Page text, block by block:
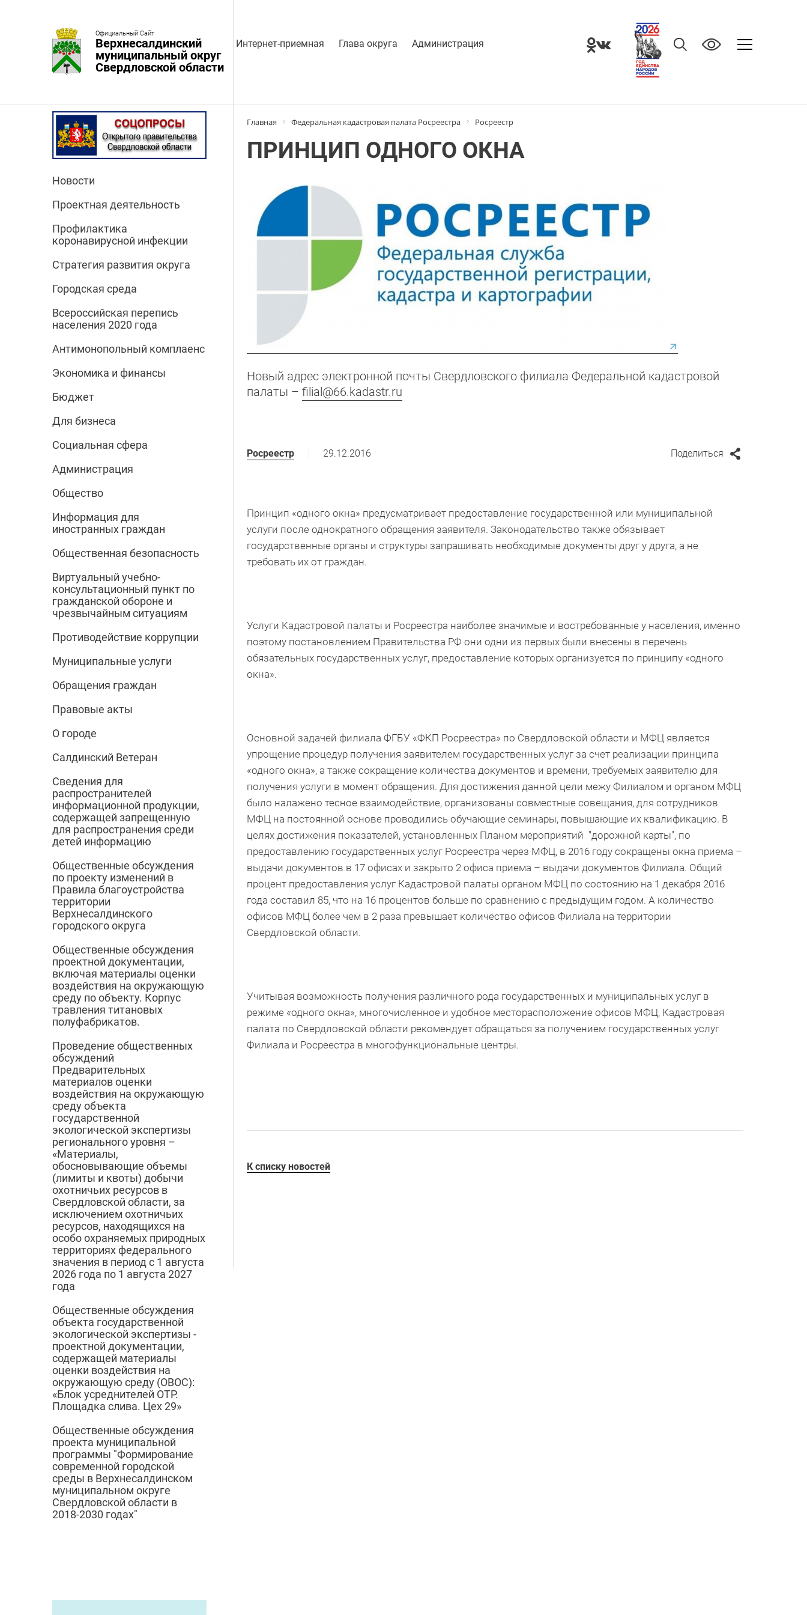
Официальный Сайт
Верхнесалдинский
муниципальный округ
Свердловской области
Интернет-приемная Глава округа Администрация
Новости
Проектная деятельность
Профилактика
коронавирусной инфекции
Стратегия развития округа
Городская среда
Всероссийская перепись
населения 2020 года
Антимонопольный комплаенс
Экономика и финансы
Бюджет
Для бизнеса
Социальная сфера
Администрация
Общество
Информация для
иностранных граждан
Общественная безопасность
Виртуальный учебно-
консультационный пункт по
гражданской обороне и
чрезвычайным ситуациям
Противодействие коррупции
Муниципальные услуги
Обращения граждан
Правовые акты
О городе
Салдинский Ветеран
Сведения для
распространителей
информационной продукции,
содержащей запрещенную
для распространения среди
детей информацию
Общественные обсуждения
по проекту изменений в
Правила благоустройства
территории
Верхнесалдинского
городского округа
Общественные обсуждения
проектной документации,
включая материалы оценки
воздействия на окружающую
среду по объекту. Корпус
травления титановых
полуфабрикатов.
Проведение общественных
обсуждений
Предварительных
материалов оценки
воздействия на окружающую
среду объекта
государственной
экологической экспертизы
регионального уровня –
«Материалы,
обосновывающие объемы
(лимиты и квоты) добычи
охотничьих ресурсов в
Свердловской области, за
исключением охотничьих
ресурсов, находящихся на
особо охраняемых природных
территориях федерального
значения в период с 1 августа
2026 года по 1 августа 2027
года
Общественные обсуждения
объекта государственной
экологической экспертизы -
проектной документации,
содержащей материалы
оценки воздействия на
окружающую среду (ОВОС):
«Блок усреднителей ОТР.
Площадка слива. Цех 29»
Общественные обсуждения
проекта муниципальной
программы "Формирование
современной городской
среды в Верхнесалдинском
муниципальном округе
Свердловской области в
2018-2030 годах"
Главная Федеральная кадастровая палата Росреестра Росреестр
ПРИНЦИП ОДНОГО ОКНА
Новый адрес электронной почты Свердловского филиала Федеральной кадастровой
палаты – filial@66.kadastr.ru
Росреестр 29.12.2016 Поделиться
Принцип «одного окна» предусматривает предоставление государственной или муниципальной
услуги после однократного обращения заявителя. Законодательство также обязывает
государственные органы и структуры запрашивать необходимые документы друг у друга, а не
требовать их от граждан.
Услуги Кадастровой палаты и Росреестра наиболее значимые и востребованные у населения, именно
поэтому постановлением Правительства РФ они одни из первых были внесены в перечень
обязательных государственных услуг, предоставление которых организуется по принципу «одного
окна».
Основной задачей филиала ФГБУ «ФКП Росреестра» по Свердловской области и МФЦ является
упрощение процедур получения заявителем государственных услуг за счет реализации принципа
«одного окна», а также сокращение количества документов и времени, требуемых заявителю для
получения услуги в момент обращения. Для достижения данной цели межу Филиалом и органом МФЦ
было налажено тесное взаимодействие, организованы совместные совещания, для сотрудников
МФЦ на постоянной основе проводились обучающие семинары, повышающие их квалификацию. В
целях достижения показателей, установленных Планом мероприятий "дорожной карты", по
предоставлению государственных услуг Росреестра через МФЦ, в 2016 году сокращены окна приема –
выдачи документов в 17 офисах и закрыто 2 офиса приема – выдачи документов Филиала. Общий
процент предоставления услуг Кадастровой палаты органом МФЦ по состоянию на 1 декабря 2016
года составил 85, что на 16 процентов больше по сравнению с предыдущим годом. А количество
офисов МФЦ более чем в 2 раза превышает количество офисов Филиала на территории
Свердловской области.
Учитывая возможность получения различного рода государственных и муниципальных услуг в
режиме «одного окна», многочисленное и удобное месторасположение офисов МФЦ, Кадастровая
палата по Свердловской области рекомендует обращаться за получением государственных услуг
Филиала и Росреестра в многофункциональные центры.
К списку новостей